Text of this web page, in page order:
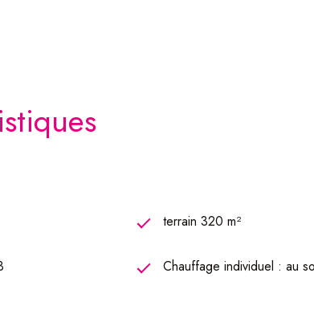
et étage réversible ( chaud froid ) par pompe à
devenir quercussien en posant vos valises , ATOME
terrain 320 m²
Chauffage individuel : au